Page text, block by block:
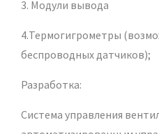
3. Модули вывода
4.Термогигрометры
беспроводных датчиков);
Разработка:
Система управления